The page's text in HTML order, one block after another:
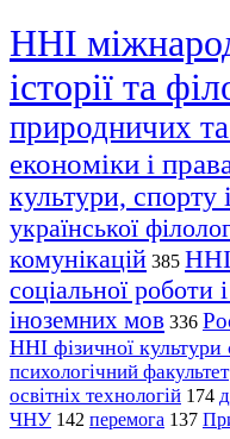
ННІ
історії та
природничих
економіки і
культури, спорту
української
комунікацій 385 ННІ
соціальної роботи
іноземних мов 336
ННІ фізичної культури
психологічний факультет
освітніх технологій 174
ЧНУ 142 перемога 137